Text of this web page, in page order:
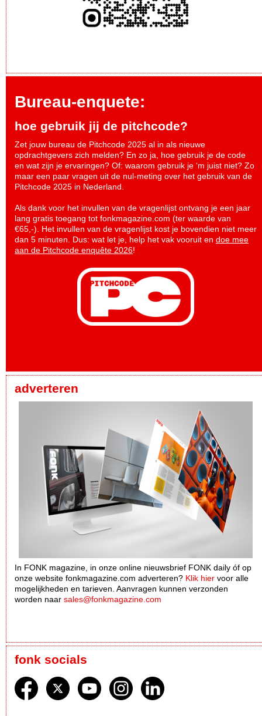
Bureau-enquete:
hoe gebruik jij de pitchcode?
Zet jouw bureau de Pitchcode 2025 al in als nieuwe
opdrachtgevers zich melden? En zo ja, hoe gebruik je de code
en wat zijn je ervaringen? Of: waarom gebruik je ‘m juist niet? Zo
maar een paar vragen uit de nul-meting over het gebruik van de
Pitchcode 2025 in Nederland.
Als dank voor het invullen van de vragenlijst ontvang je een jaar
lang gratis toegang tot fonkmagazine.com (ter waarde van
€65,-). Het invullen van de vragenlijst kost je bovendien niet meer
dan 5 minuten. Dus: wat let je, help het vak vooruit en doe mee
aan de Pitchcode enquête 2026!
adverteren
In FONK magazine, in onze online nieuwsbrief FONK daily óf op
onze website fonkmagazine.com adverteren? Klik hier voor alle
mogelijkheden en tarieven. Aanvragen kunnen verzonden
worden naar sales@fonkmagazine.com
fonk socials